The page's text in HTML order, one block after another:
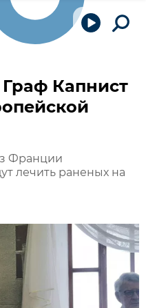
Капнист
Франции
лечить раненых на